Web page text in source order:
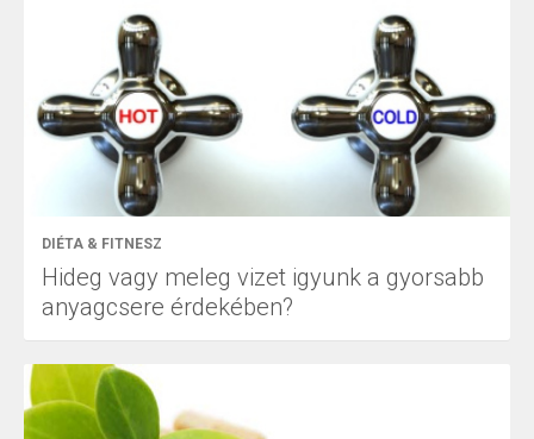
DIÉTA & FITNESZ
Hideg vagy meleg vizet igyunk a gyorsabb
anyagcsere érdekében?